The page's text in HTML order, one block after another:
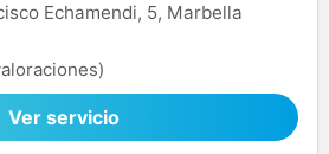
Echamendi, 5, Marbella
Ver servicio